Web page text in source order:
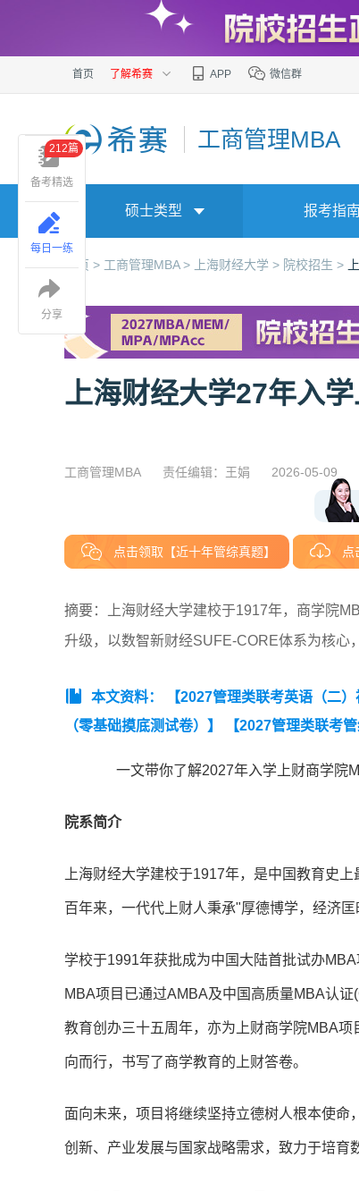
首页 了解希赛 APP 微信群
工商管理MBA
硕士类型 报考指南
首页 > 工商管理MBA > 上海财经大学 > 院校招生 >
上海财经大学27年入
工商管理MBA 责任编辑：王娟 2026-05-09
点击领取【近十年管综真题】 点
摘要：上海财经大学建校于1917年，商学院
升级，以数智新财经SUFE-CORE体系为核心
本文资料： 【2027管理类联考英语（二
（零基础摸底测试卷）】
【2027管理类联考
一文带你了解2027年入学上财商学院
院系简介
上海财经大学建校于1917年，是中国教育史
百年来，一代代上财人秉承"厚德博学，经济
学校于1991年获批成为中国大陆首批试办
MBA项目已通过AMBA及中国高质量MBA认
教育创办三十五周年，亦为上财商学院MBA
向而行，书写了商学教育的上财答卷。
面向未来，项目将继续坚持立德树人根本使
创新、产业发展与国家战略需求，致力于培育
备考精选
212篇
每日一练
分享